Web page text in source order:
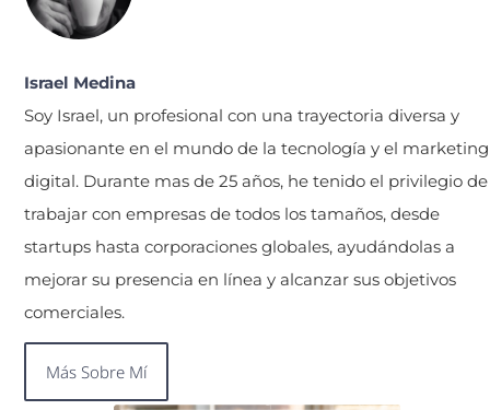
Israel Medina
Soy Israel, un profesional con una trayectoria diversa y
apasionante en el mundo de la tecnología y el marketing
digital. Durante mas de 25 años, he tenido el privilegio de
trabajar con empresas de todos los tamaños, desde
startups hasta corporaciones globales, ayudándolas a
mejorar su presencia en línea y alcanzar sus objetivos
comerciales.
Más Sobre Mí